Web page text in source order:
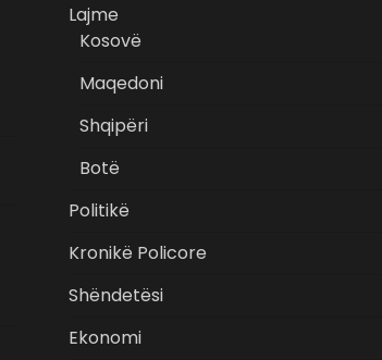
Lajme
Kosovë
Maqedoni
Shqipëri
Botë
Politikë
Kronikë Policore
Shëndetësi
Ekonomi